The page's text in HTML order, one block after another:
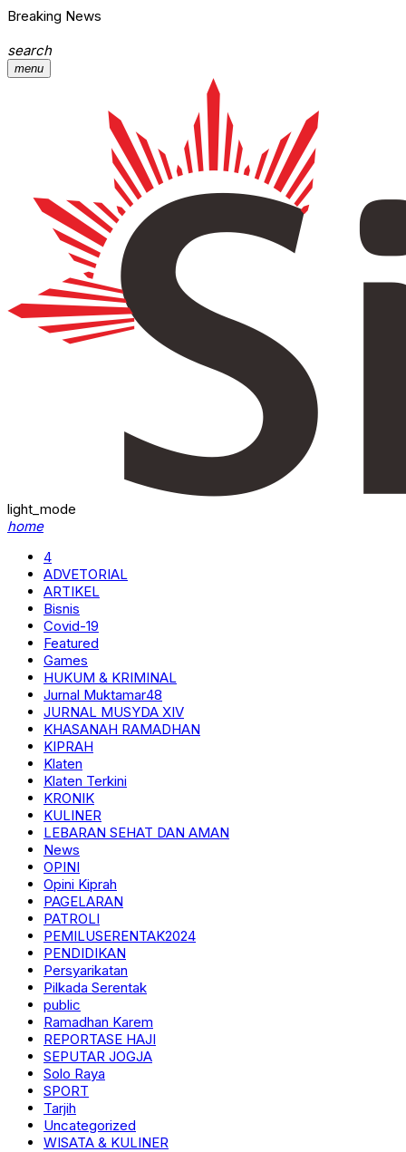
Breaking News
search
menu
light_mode
home
4
ADVETORIAL
ARTIKEL
Bisnis
Covid-19
Featured
Games
HUKUM & KRIMINAL
Jurnal Muktamar48
JURNAL MUSYDA XIV
KHASANAH RAMADHAN
KIPRAH
Klaten
Klaten Terkini
KRONIK
KULINER
LEBARAN SEHAT DAN AMAN
News
OPINI
Opini Kiprah
PAGELARAN
PATROLI
PEMILUSERENTAK2024
PENDIDIKAN
Persyarikatan
Pilkada Serentak
public
Ramadhan Karem
REPORTASE HAJI
SEPUTAR JOGJA
Solo Raya
SPORT
Tarjih
Uncategorized
WISATA & KULINER